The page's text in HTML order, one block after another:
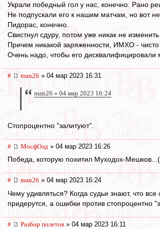
Украли победный гол у нас, конечно. Рано
Не подпускали его к нашим матчам, но вот
Пидорас, конечно.
Свистнул сдуру, потом уже никак не
Причем никакой заряженности, ИМХО -
Очень надо, чтобы его дисквалифицировали
# man26 » 04 мар 2023 16:31
man26 » 04 мар 2023 16:24
Стопроцентно "залитуют".
# МосфОлд » 04 мар 2023 16:26
Победа, которую похитил Муходох-
# man26 » 04 мар 2023 16:24
Чему удивляться? Когда судьи знают, что
придерутся, а ошибки против стопроцентно
# Разбор полетов » 04 мар 2023 16:11